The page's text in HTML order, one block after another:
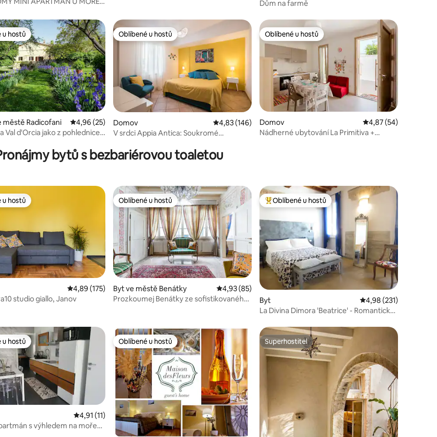
Dům na farmě
z 5, 197 hodnocení
u hostů
u hostů
městě Radicofani Průměrné hodnocení 4,96 z 5, 25 hodnocení
4,96 (25)
Val d'Orcia jako z pohlednice
Oblíbené u hostů
Oblíbené u hostů
Domov Průměrné hodnocení 4,83 z 5, 146 hodnocení
4,83 (146)
V srdci Appia Antica: Soukromé
Oblíbené u hostů
Oblíbené u hostů
Domov Průměrné hodnocení
4,87 (54)
Nádherné ubytování La Primitiva +
bytů s bezbariérovou toaletou
z 5, 180 hodnocení
u hostů
u hostů
Průměrné hodnocení 4,89 z 5, 175 hodnocení
4,89 (175)
studio giallo, Janov
Oblíbené u hostů
Oblíbené u hostů
Byt ve městě Benátky Průměrné hodnocení 4,93 z 5, 85 hodnocení
4,93 (85)
Prozkoumej Benátky ze sofistikovaného
Nejlepší v kategorii Oblíbené u hostů
Oblíbené u hostů
Byt Průměrné hodnocení
4,98 (231)
La Divina Dimora 'Beatrice' - Romantický
5 z 5, 3 hodnocení
u hostů
u hostů
Průměrné hodnocení 4,91 z 5, 11 hodnocení
4,91 (11)
s výhledem na moře
Oblíbené u hostů
Oblíbené u hostů Superhostitel
Superhostitel